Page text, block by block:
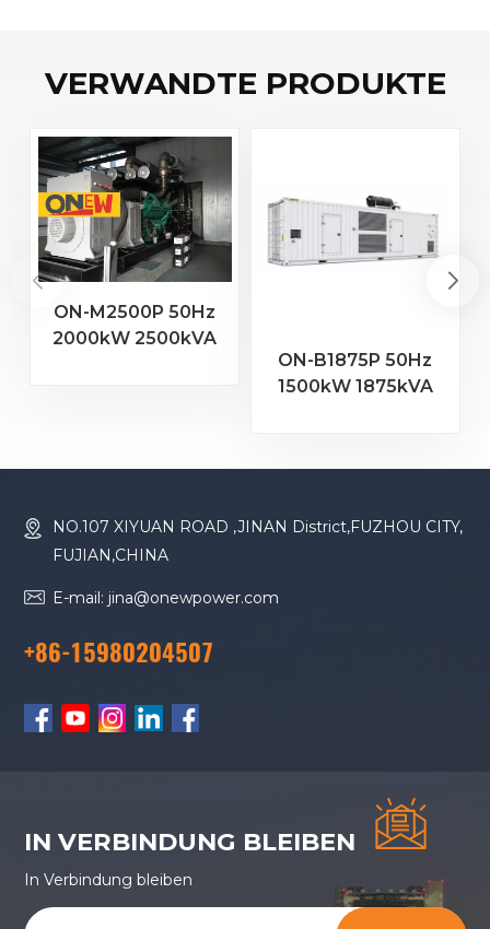
VERWANDTE PRODUKTE
ON-M2500P 50Hz
2000kW 2500kVA
ON-B1875P 50Hz
1500kW 1875kVA
Dieselgenerator
NO.107 XIYUAN ROAD ,JINAN District,FUZHOU CITY,
FUJIAN,CHINA
E-mail: jina@onewpower.com
+86-15980204507
IN VERBINDUNG BLEIBEN
In Verbindung bleiben